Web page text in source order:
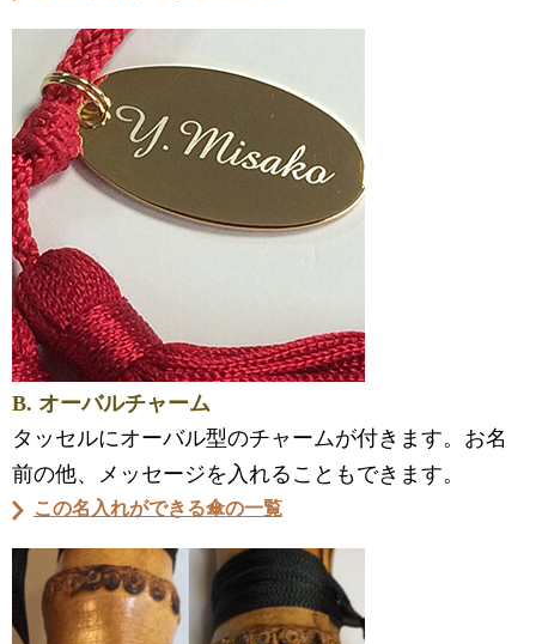
B. オーバルチャーム
タッセルにオーバル型のチャームが付きます。お名
前の他、メッセージを入れることもできます。
この名入れができる傘の一覧